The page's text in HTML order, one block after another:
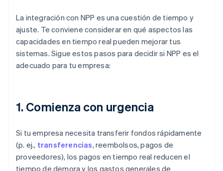
La integración con NPP es una cuestión de tiempo y
ajuste. Te conviene considerar en qué aspectos las
capacidades en tiempo real pueden mejorar tus
sistemas. Sigue estos pasos para decidir si NPP es el
adecuado para tu empresa:
1. Comienza con urgencia
Si tu empresa necesita transferir fondos rápidamente
(p. ej., transferencias, reembolsos, pagos de
proveedores), los pagos en tiempo real reducen el
tiempo de demora y los gastos generales de